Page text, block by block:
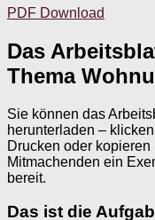
PDF Download
Das
Thema
Sie können das
herunterladen –
Drucken oder
Mitmachenden ein
bereit.
Das ist die